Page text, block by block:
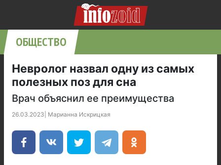
ОБЩЕСТВО
Невролог назвал одну из самых
полезных поз для сна
Врач объяснил ее преимущества
26.03.2023 Марианна Искрицкая